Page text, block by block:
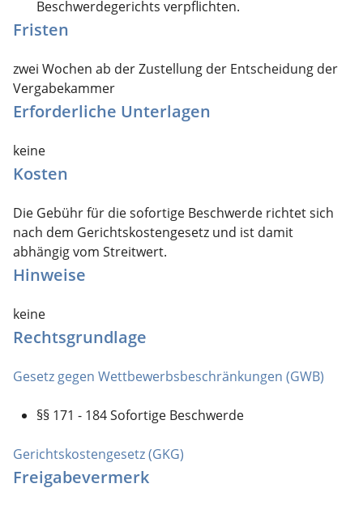
Beschwerdegerichts verpflichten.
Fristen
zwei Wochen ab der Zustellung der Entscheidung der
Vergabekammer
Erforderliche Unterlagen
keine
Kosten
Die Gebühr für die sofortige Beschwerde richtet sich
nach dem Gerichtskostengesetz und ist damit
abhängig vom Streitwert.
Hinweise
keine
Rechtsgrundlage
Gesetz gegen Wettbewerbsbeschränkungen (GWB)
§§ 171 - 184Sofortige Beschwerde
Gerichtskostengesetz (GKG)
Freigabevermerk